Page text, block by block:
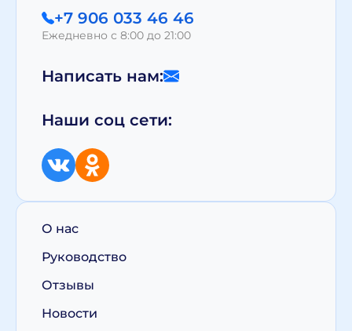
+7 906 033 46 46
Ежедневно с 8:00 до 21:00
Написать нам:
Наши соц сети:
О нас
Руководство
Отзывы
Новости